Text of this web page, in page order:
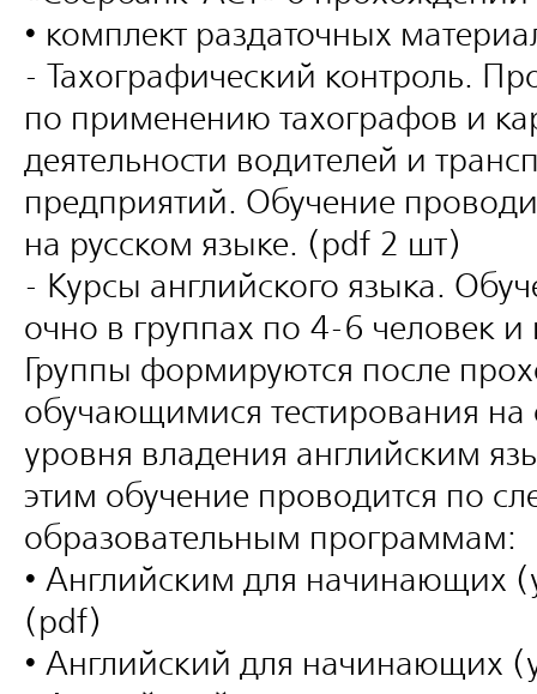
• комплект раздаточных
- Тахографический контроль.
по применению тахографов и
деятельности водителей и
предприятий. Обучение
на русском языке. (pdf 2 шт)
- Курсы английского языка.
очно в группах по 4-6 человек
Группы формируются после
обучающимися тестирования на
уровня владения английским
этим обучение проводится по
образовательным программам:
• Английским для начинающих
(pdf)
• Английский для начинающих